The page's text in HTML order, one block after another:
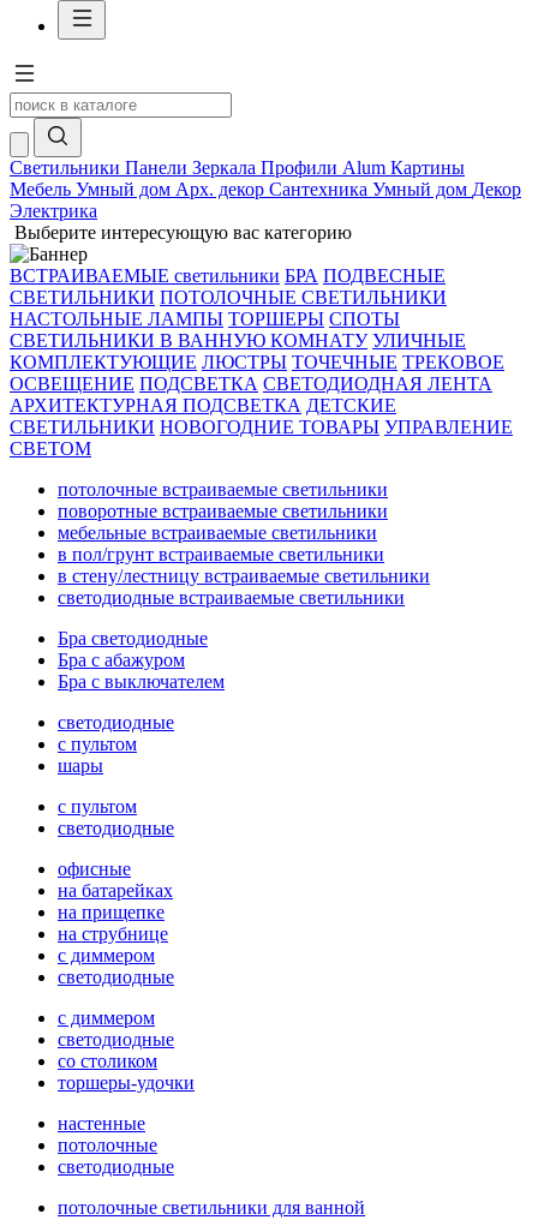
Светильники Панели Зеркала Профили Alum Картины
Мебель Умный дом Арх. декор Сантехника Умный дом Декор
Электрика
Выберите интересующую вас категорию
ВСТРАИВАЕМЫЕ светильники БРА ПОДВЕСНЫЕ
СВЕТИЛЬНИКИ ПОТОЛОЧНЫЕ СВЕТИЛЬНИКИ
НАСТОЛЬНЫЕ ЛАМПЫ ТОРШЕРЫ СПОТЫ
СВЕТИЛЬНИКИ В ВАННУЮ КОМНАТУ УЛИЧНЫЕ
КОМПЛЕКТУЮЩИЕ ЛЮСТРЫ ТОЧЕЧНЫЕ ТРЕКОВОЕ
ОСВЕЩЕНИЕ ПОДСВЕТКА СВЕТОДИОДНАЯ ЛЕНТА
АРХИТЕКТУРНАЯ ПОДСВЕТКА ДЕТСКИЕ
СВЕТИЛЬНИКИ НОВОГОДНИЕ ТОВАРЫ УПРАВЛЕНИЕ
СВЕТОМ
потолочные встраиваемые светильники
поворотные встраиваемые светильники
мебельные встраиваемые светильники
в пол/грунт встраиваемые светильники
в стену/лестницу встраиваемые светильники
светодиодные встраиваемые светильники
Бра светодиодные
Бра с абажуром
Бра с выключателем
светодиодные
с пультом
шары
с пультом
светодиодные
офисные
на батарейках
на прищепке
на струбнице
с диммером
светодиодные
с диммером
светодиодные
со столиком
торшеры-удочки
настенные
потолочные
светодиодные
потолочные светильники для ванной